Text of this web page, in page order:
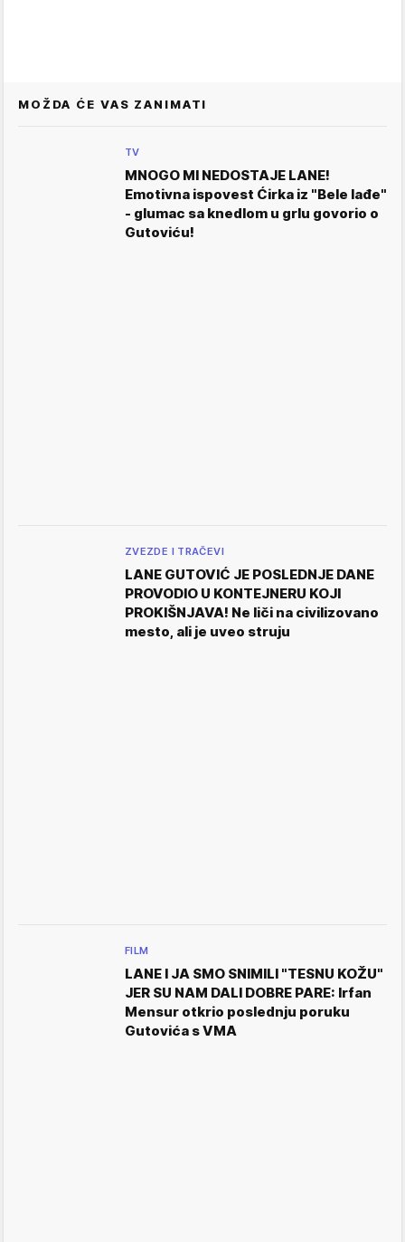
MOŽDA ĆE VAS ZANIMATI
TV
MNOGO MI NEDOSTAJE LANE!
Emotivna ispovest Ćirka iz "Bele lađe"
- glumac sa knedlom u grlu govorio o
Gutoviću!
ZVEZDE I TRAČEVI
LANE GUTOVIĆ JE POSLEDNJE DANE
PROVODIO U KONTEJNERU KOJI
PROKIŠNJAVA! Ne liči na civilizovano
mesto, ali je uveo struju
FILM
LANE I JA SMO SNIMILI "TESNU KOŽU"
JER SU NAM DALI DOBRE PARE: Irfan
Mensur otkrio poslednju poruku
Gutovića s VMA